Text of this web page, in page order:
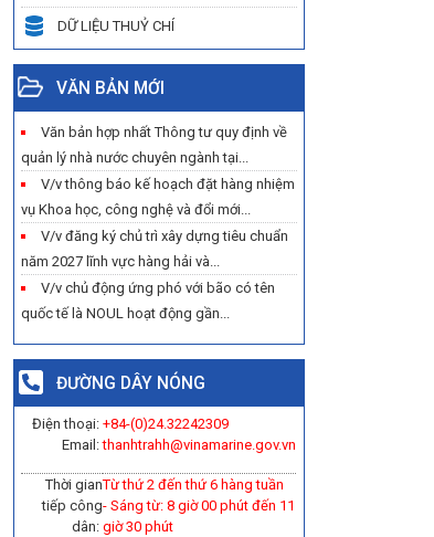
DỮ LIỆU THUỶ CHÍ
VĂN BẢN MỚI
Văn bản hợp nhất Thông tư quy định về
quản lý nhà nước chuyên ngành tại...
V/v thông báo kế hoạch đặt hàng nhiệm
vụ Khoa học, công nghệ và đổi mới...
V/v đăng ký chủ trì xây dựng tiêu chuẩn
năm 2027 lĩnh vực hàng hải và...
V/v chủ động ứng phó với bão có tên
quốc tế là NOUL hoạt động gần...
ĐƯỜNG DÂY NÓNG
Điện thoại:
Email:
+84-(0)24.32242309
thanhtrahh@vinamarine.gov.vn
Thời gian
tiếp công
dân:
Từ thứ 2 đến thứ 6 hàng tuần
- Sáng từ: 8 giờ 00 phút đến 11
giờ 30 phút